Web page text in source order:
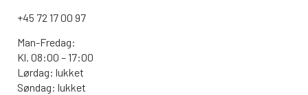
+45 72 17 00 97
Man-Fredag:
Kl. 08:00 – 17:00
Lørdag: lukket
Søndag: lukket